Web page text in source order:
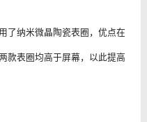
了纳米微晶陶瓷表圈，优点在
款表圈均高于屏幕，以此提高